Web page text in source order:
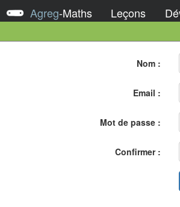
Agreg-Maths Leçons
Nom :
Email :
Mot de passe :
Confirmer :